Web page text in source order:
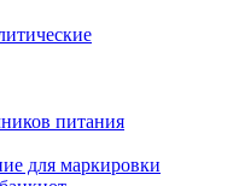
питания
для маркировки